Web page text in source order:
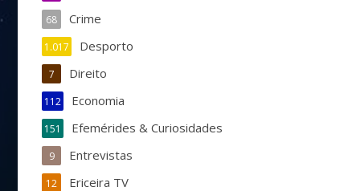
Crime
68
Desporto
1.017
Direito
7
Economia
112
Efemérides & Curiosidades
151
Entrevistas
9
Ericeira TV
12